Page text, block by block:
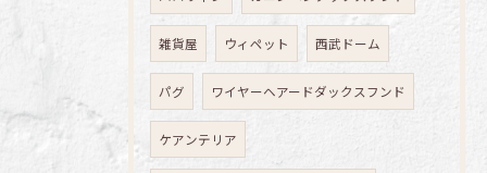
雑貨屋 ウィペット 西武ドーム
パグ ワイヤーヘアードダックスフンド
ケアンテリア